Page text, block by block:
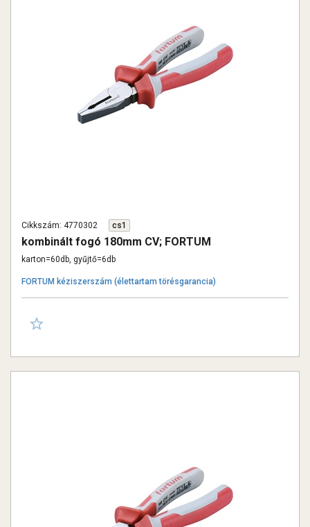
Cikkszám: 4770302 cs1
kombinált fogó 180mm CV; FORTUM
karton=60db, gyűjtő=6db
FORTUM kéziszerszám (élettartam törésgarancia)